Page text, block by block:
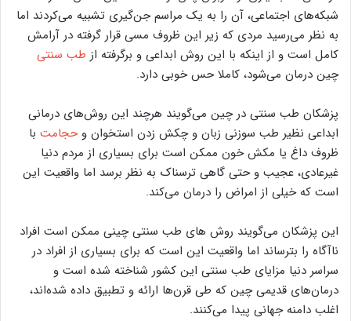
شبکه‌های اجتماعی، آن را به یک مراسم جن‌گیری تشبیه می‌کردند اما
به نظر می‌رسید مردی که زیر این ظروف مسی قرار گرفته در آرامش
کامل است و از اینکه با این روش ابداعی و برگرفته از طب سنتی
چین درمان می‌شود، کاملا حس خوبی دارد.
پزشکان طب سنتی در چین می‌گویند هرچند این روش‌های درمانی
ابداعی نظیر طب سوزنی زبان و چکش زدن استخوان وحجامت با
ظروف داغ یا مکش خون ممکن است برای بسیاری از مردم دنیا
غیرعادی، عجیب و حتی گاهی ترسناک به نظر برسد اما واقعیت این
است که خیلی از امراض را درمان می‌کند.
این پزشکان می‌گویند روش های طب سنتی چینی ممکن است افراد
ناآگاه را بترساند اما واقعیت این است که برای بسیاری از افراد در
سراسر دنیا مزایای طب سنتی این کشور شناخته شده است و
درمان‌های قدیمی چین که طی قرن‌ها ارائه و تطبیق داده شده‌اند،
اغلب دامنه جهانی پیدا می‌کنند.